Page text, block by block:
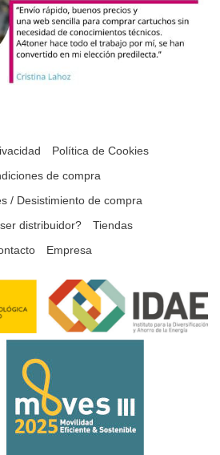
Política de Cookies
de compra
/ Desistimiento de compra
distribuidor?
Tiendas
Empresa